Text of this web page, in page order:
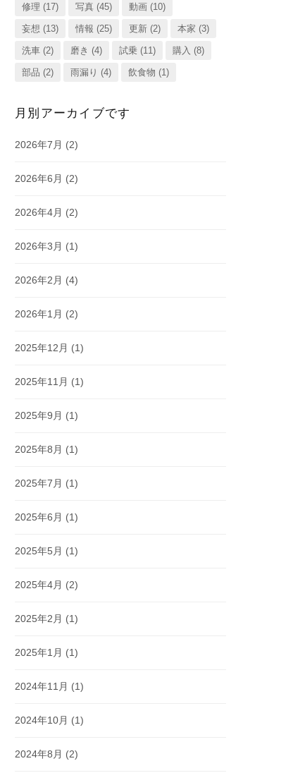
修理 (17) 写真 (45) 動画 (10)
妄想 (13) 情報 (25) 更新 (2) 本家 (3)
洗車 (2) 磨き (4) 試乗 (11) 購入 (8)
部品 (2) 雨漏り (4) 飲食物 (1)
月別アーカイブです
2026年7月 (2)
2026年6月 (2)
2026年4月 (2)
2026年3月 (1)
2026年2月 (4)
2026年1月 (2)
2025年12月 (1)
2025年11月 (1)
2025年9月 (1)
2025年8月 (1)
2025年7月 (1)
2025年6月 (1)
2025年5月 (1)
2025年4月 (2)
2025年2月 (1)
2025年1月 (1)
2024年11月 (1)
2024年10月 (1)
2024年8月 (2)